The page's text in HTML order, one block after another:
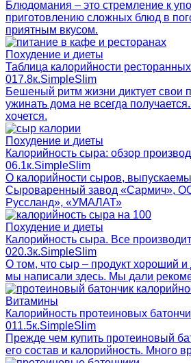
Блюдомания – это стремление к
приготовлению сложных блюд в
приятным вкусом.
Похудение и диеты
Таблица калорийности
017.8к.SimpleSlim
Бешеный ритм жизни диктует свои
ужинать дома не всегда
хочется.
Похудение и диеты
Калорийность сыра: обзор
06.1к.SimpleSlim
О калорийности сыров,
Сыроваренный завод «Сармич»,
Руссланд», «УМАЛАТ»
Похудение и диеты
Калорийность сыра. Все
020.3к.SimpleSlim
О том, что сыр – продукт хороший
мы написали здесь. Мы дали
Витамины
Калорийность протеиновых
011.5к.SimpleSlim
Прежде чем купить протеиновый
его состав и калорийность. Много